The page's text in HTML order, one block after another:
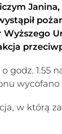
Wyższego
godz. 1.55
wycofano
w którą